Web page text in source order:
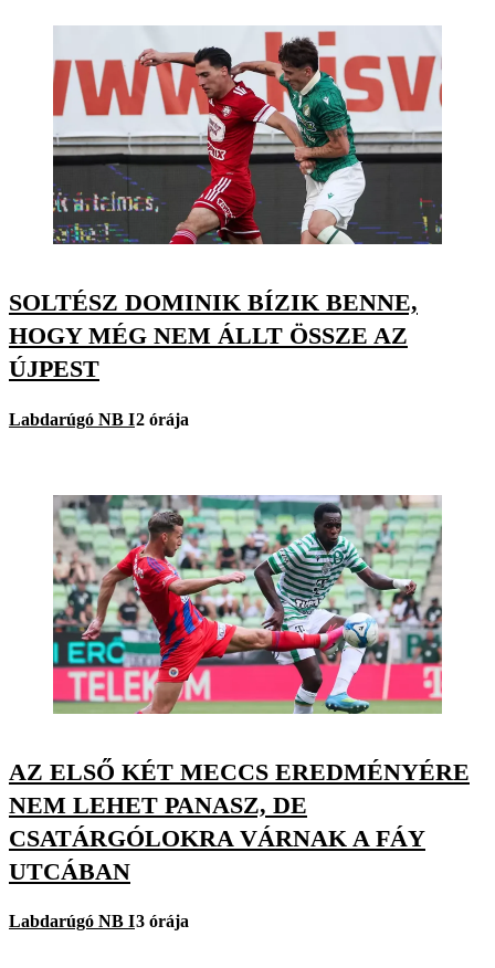
SOLTÉSZ DOMINIK BÍZIK BENNE,
HOGY MÉG NEM ÁLLT ÖSSZE AZ
ÚJPEST
Labdarúgó NB I2 órája
AZ ELSŐ KÉT MECCS EREDMÉNYÉRE
NEM LEHET PANASZ, DE
CSATÁRGÓLOKRA VÁRNAK A FÁY
UTCÁBAN
Labdarúgó NB I3 órája